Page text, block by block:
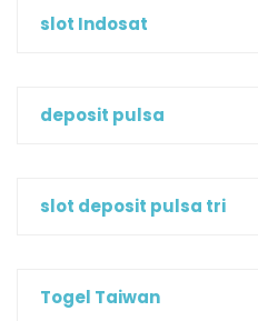
slot Indosat
deposit pulsa
slot deposit pulsa tri
Togel Taiwan